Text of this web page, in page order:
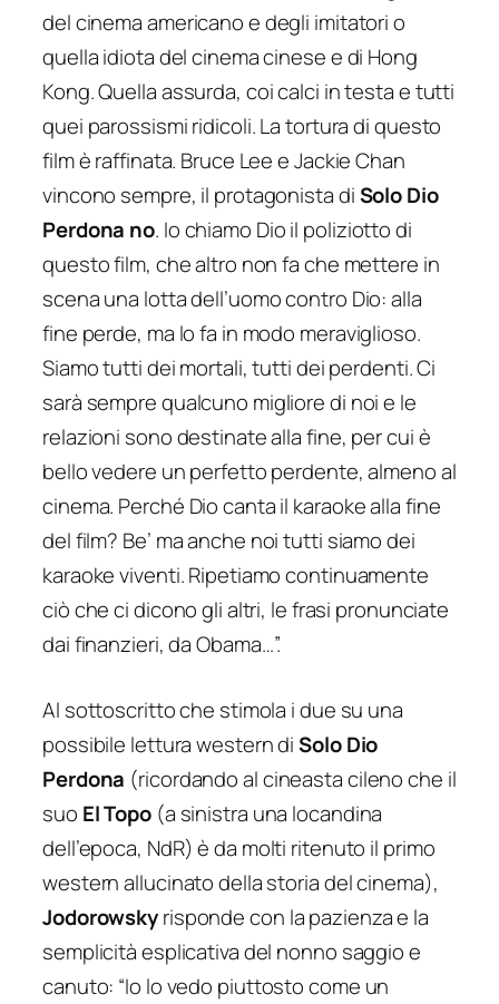
del cinema americano e degli imitatori o
quella idiota del cinema cinese e di Hong
Kong. Quella assurda, coi calci in testa e tutti
quei parossismi ridicoli. La tortura di questo
film è raffinata. Bruce Lee e Jackie Chan
vincono sempre, il protagonista diSolo Dio
Perdona no. Io chiamo Dio il poliziotto di
questo film, che altro non fa che mettere in
scena una lotta dell’uomo contro Dio: alla
fine perde, ma lo fa in modo meraviglioso.
Siamo tutti dei mortali, tutti dei perdenti. Ci
sarà sempre qualcuno migliore di noi e le
relazioni sono destinate alla fine, per cui è
bello vedere un perfetto perdente, almeno al
cinema. Perché Dio canta il karaoke alla fine
del film? Be’ ma anche noi tutti siamo dei
karaoke viventi. Ripetiamo continuamente
ciò che ci dicono gli altri, le frasi pronunciate
dai finanzieri, da Obama…”.
Al sottoscritto che stimola i due su una
possibile lettura western diSolo Dio
Perdona (ricordando al cineasta cileno che il
suo El Topo(a sinistra una locandina
dell’epoca, NdR) è da molti ritenuto il primo
western allucinato della storia del cinema),
Jodorowskyrisponde con la pazienza e la
semplicità esplicativa del nonno saggio e
canuto: “Io lo vedo piuttosto come un